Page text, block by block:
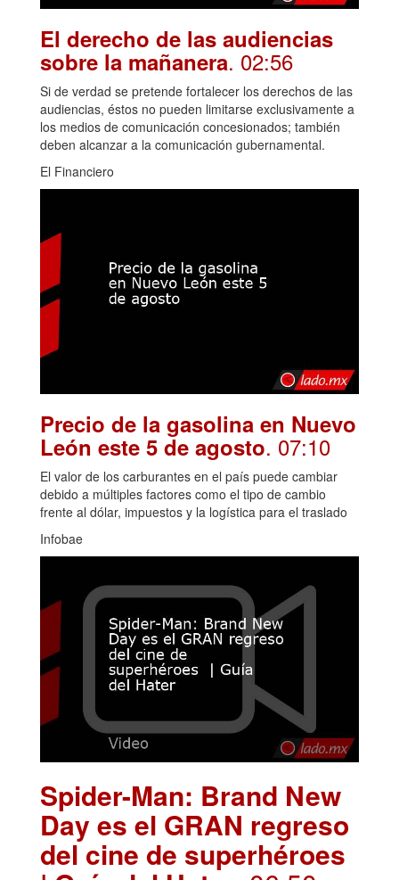
El derecho de las audiencias
sobre la mañanera. 02:56
Si de verdad se pretende fortalecer los derechos de las
audiencias, éstos no pueden limitarse exclusivamente a
los medios de comunicación concesionados; también
deben alcanzar a la comunicación gubernamental.
El Financiero
Precio de la gasolina en Nuevo
León este 5 de agosto. 07:10
El valor de los carburantes en el país puede cambiar
debido a múltiples factores como el tipo de cambio
frente al dólar, impuestos y la logística para el traslado
Infobae
Spider-Man: Brand New
Day es el GRAN regreso
del cine de superhéroes